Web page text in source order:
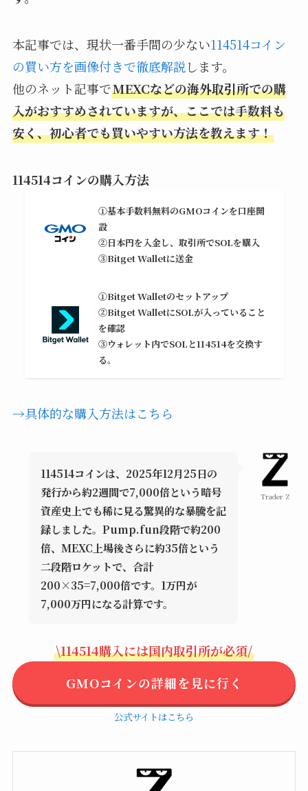
本記事では、現状一番手間の少ない114514コイン
の買い方を画像付きで徹底解説します。
他のネット記事でMEXCなどの海外取引所での購
入がおすすめされていますが、ここでは手数料も
安く、初心者でも買いやすい方法を教えます！
114514コインの購入方法
①基本手数料無料のGMOコインを口座開
設
②日本円を入金し、取引所でSOLを購入
③Bitget Walletに送金
①Bitget Walletのセットアップ
②Bitget WalletにSOLが入っていること
を確認
③ウォレット内でSOLと114514を交換す
る。
→具体的な購入方法はこちら
Trader Z
114514コインは、2025年12月25日の
発行から約2週間で7,000倍という暗号
資産史上でも稀に見る驚異的な暴騰を記
録しました。Pump.fun段階で約200
倍、MEXC上場後さらに約35倍という
二段階ロケットで、合計
200×35=7,000倍です。1万円が
7,000万円になる計算です。
\114514購入には国内取引所が必須/
GMOコインの詳細を見に行く
公式サイトはこちら